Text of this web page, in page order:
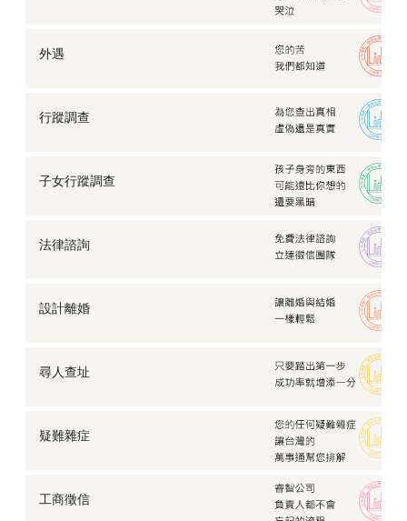
外遇
行蹤調查
子女行蹤調查
法律諮詢
設計離婚
尋人查址
疑難雜症
工商徵信